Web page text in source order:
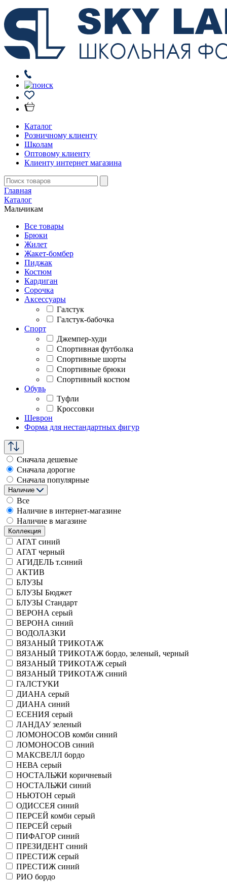
Каталог
Розничному клиенту
Школам
Оптовому клиенту
Клиенту интернет магазина
Главная
Каталог
Мальчикам
Все товары
Брюки
Жилет
Жакет-бомбер
Пиджак
Костюм
Кардиган
Сорочка
Аксессуары
Галстук
Галстук-бабочка
Спорт
Джемпер-худи
Спортивная футболка
Спортивные шорты
Спортивные брюки
Спортивный костюм
Обувь
Туфли
Кроссовки
Шеврон
Форма для нестандартных фигур
Сначала дешевые
Сначала дорогие
Сначала популярные
Наличие
Все
Наличие в интернет-магазине
Наличие в магазине
Коллекция
АГАТ синий
АГАТ черный
АГИДЕЛЬ т.синий
АКТИВ
БЛУЗЫ
БЛУЗЫ Бюджет
БЛУЗЫ Стандарт
ВЕРОНА серый
ВЕРОНА синий
ВОДОЛАЗКИ
ВЯЗАНЫЙ ТРИКОТАЖ
ВЯЗАНЫЙ ТРИКОТАЖ бордо, зеленый, черный
ВЯЗАНЫЙ ТРИКОТАЖ серый
ВЯЗАНЫЙ ТРИКОТАЖ синий
ГАЛСТУКИ
ДИАНА серый
ДИАНА синий
ЕСЕНИЯ серый
ЛАНДАУ зеленый
ЛОМОНОСОВ комби синий
ЛОМОНОСОВ синий
МАКСВЕЛЛ бордо
НЕВА серый
НОСТАЛЬЖИ коричневый
НОСТАЛЬЖИ синий
НЬЮТОН серый
ОДИССЕЯ синий
ПЕРСЕЙ комби серый
ПЕРСЕЙ серый
ПИФАГОР синий
ПРЕЗИДЕНТ синий
ПРЕСТИЖ серый
ПРЕСТИЖ синий
РИО бордо